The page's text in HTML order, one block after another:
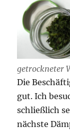
getrockneter
Die
gut. Ich
schließlich
nächste